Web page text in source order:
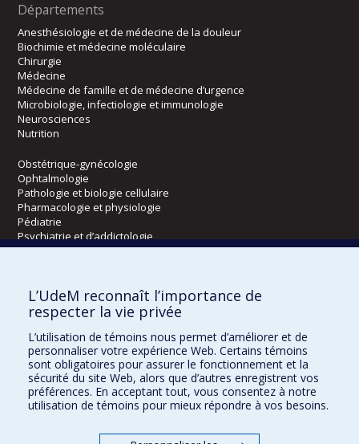
Départements
Anesthésiologie et de médecine de la douleur
Biochimie et médecine moléculaire
Chirurgie
Médecine
Médecine de famille et de médecine d’urgence
Microbiologie, infectiologie et immunologie
Neurosciences
Nutrition
Obstétrique-gynécologie
Ophtalmologie
Pathologie et biologie cellulaire
Pharmacologie et physiologie
Pédiatrie
Psychiatrie et d’addictologie
Radiologie, radio-oncologie et médecine nucléaire
Écoles
Orthophonie et audiologie
Réadaptation
Directions
L’UdeM reconnaît l’importance de
respecter la vie privée
L’utilisation de témoins nous permet d’améliorer et de
personnaliser votre expérience Web. Certains témoins
sont obligatoires pour assurer le fonctionnement et la
sécurité du site Web, alors que d’autres enregistrent vos
préférences. En acceptant tout, vous consentez à notre
utilisation de témoins pour mieux répondre à vos besoins.